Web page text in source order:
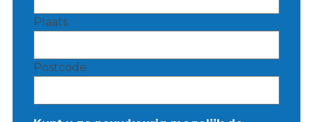
Plaats
Postcode